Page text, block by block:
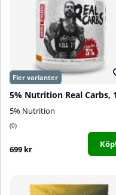
5% Nutrition
0
699 kr Köp!